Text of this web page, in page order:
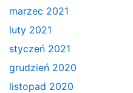
marzec 2021
luty 2021
styczeń 2021
grudzień 2020
listopad 2020